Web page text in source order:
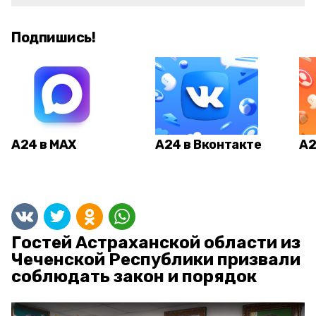
Подпишись!
А24 в MAX А24 в Вконтакте
Гостей Астраханской области из
Чеченской Республики призвали
соблюдать закон и порядок